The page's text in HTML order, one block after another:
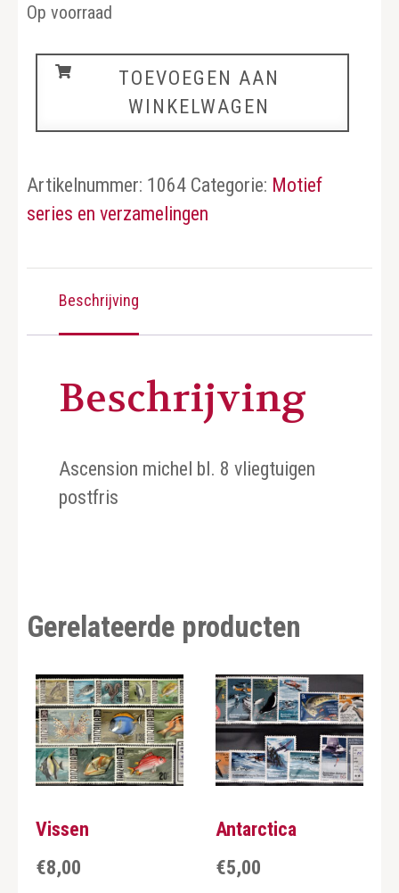
Op voorraad
Vliegtuigen
TOEVOEGEN AAN
WINKELWAGEN
Artikelnummer: 1064 Categorie: Motief
series en verzamelingen
Beschrijving
Beschrijving
Ascension michel bl. 8 vliegtuigen
postfris
Gerelateerde producten
Vissen
€8,00
Antarctica
€5,00